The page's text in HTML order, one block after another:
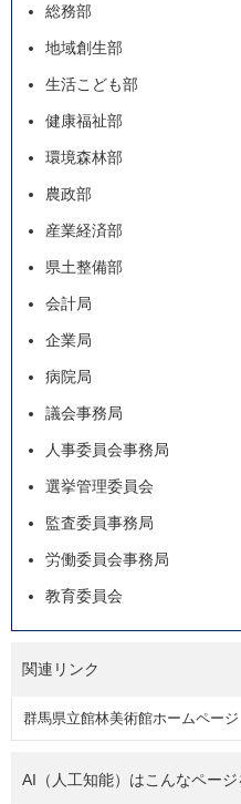
総務部
地域創生部
生活こども部
健康福祉部
環境森林部
農政部
産業経済部
県土整備部
会計局
企業局
病院局
議会事務局
人事委員会事務局
選挙管理委員会
監査委員事務局
労働委員会事務局
教育委員会
関連リンク
群馬県立館林美術館ホームページ
AI（人工知能）はこんなペー